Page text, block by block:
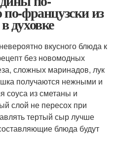
французски из
духовке
вкусного блюда к
без новомодных
сложных маринадов, лук
получаются нежными и
соуса из сметаны и
слой не пересох при
тертый сыр лучше
блюда будут